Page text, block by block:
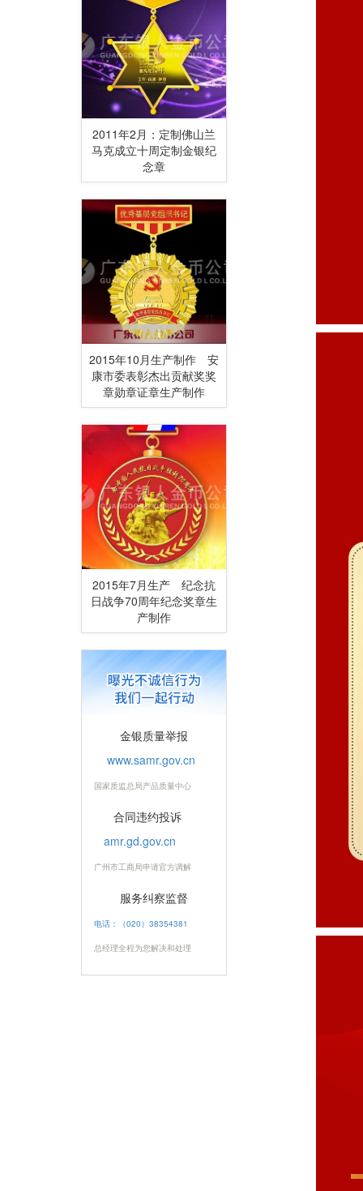
2011年2月：定制佛山兰
马克成立十周定制金银纪
念章
2015年10月生产制作 安
康市委表彰杰出贡献奖奖
章勋章证章生产制作
2015年7月生产 纪念抗
日战争70周年纪念奖章生
产制作
金银质量举报
www.samr.gov.cn
国家质监总局产品质量中心
合同违约投诉
amr.gd.gov.cn
广州市工商局申请官方调解
服务纠察监督
电话：（020）38354381
总经理全程为您解决和处理